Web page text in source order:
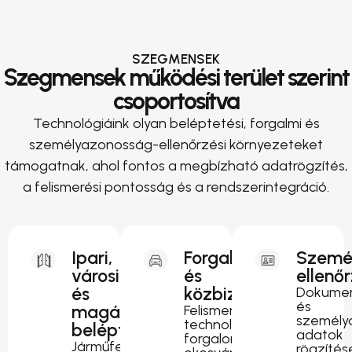
SZEGMENSEK
Szegmensek működési terület szerint
csoportosítva
Technológiáink olyan beléptetési, forgalmi és
személyazonosság-ellenőrzési környezeteket
támogatnak, ahol fontos a megbízható adatrögzítés,
a felismerési pontosság és a rendszerintegráció.
Ipari,
városi
és
magánterületi
beléptetés
Járműfelismerés
Forgalomirányítás
és
közbiztonság
Felismerési
technológia
forgalomfigyeléshez,
és
adatok